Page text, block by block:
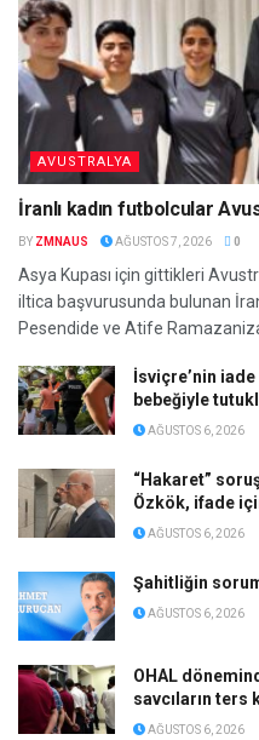
AVUSTRALYA
İranlı kadın futbolcular
BY ZMNAUS AĞUSTOS 7, 2026 0
Asya Kupası için gittikleri
iltica başvurusunda bulunan
Pesendide ve Atife
İsviçre’nin iade
bebeğiyle
AĞUSTOS 6, 2026
“Hakaret”
Özkök, ifade
AĞUSTOS 6, 2026
Şahitliğin
AĞUSTOS 6, 2026
OHAL
savcıların ters
AĞUSTOS 6, 2026